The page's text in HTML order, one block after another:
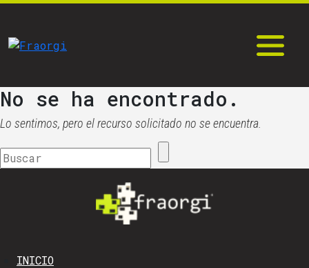
No se ha encontrado.
Lo sentimos, pero el recurso solicitado no se encuentra.
INICIO